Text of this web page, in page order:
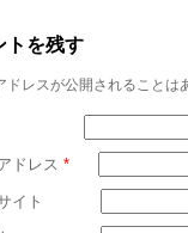
トを残す
ドレスが公開されることは
ドレス *
イト